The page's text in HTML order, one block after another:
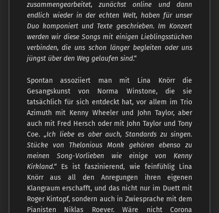
zusammengearbeitet, zunächst online und dann
endlich wieder in der echten Welt, haben für unser
Duo komponiert und Texte geschrieben. Im Konzert
werden wir diese Songs mit einigen Lieblingsstücken
verbinden, die uns schon länger begleiten oder uns
jüngst über den Weg gelaufen sind.“
Spontan assoziiert man mit Lina Knörr die
Gesangskunst von Norma Winstone, die sie
tatsächlich für sich entdeckt hat, vor allem im Trio
Azimuth mit Kenny Wheeler und John Taylor, aber
auch mit Fred Hersch oder mit John Taylor und Tony
Coe. „Ich liebe es aber auch, Standards zu singen.
Stücke von Thelonious Monk gehören ebenso zu
meinen Song-Vorlieben wie einige von Kenny
Kirkland.“Es ist faszinierend, wie feinfühlig Lina
Knörr aus all den Anregungen ihren eigenen
Klangraum erschafft, und das nicht nur im Duett mit
Roger Kintopf, sondern auch in Zwiesprache mit dem
Pianisten Niklas Roever. Wäre nicht Corona